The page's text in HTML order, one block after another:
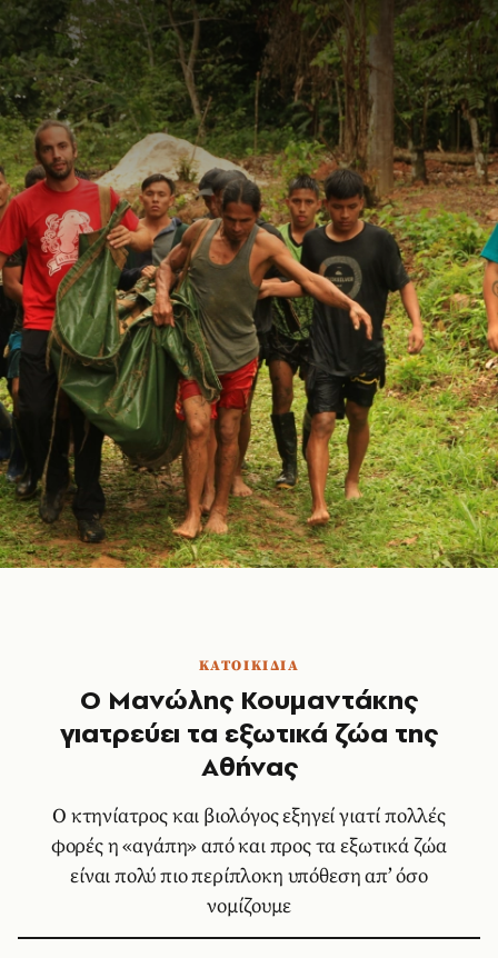
ΚΑΤΟΙΚΙΔΙΑ
Ο Μανώλης Κουμαντάκης
γιατρεύει τα εξωτικά ζώα της
Αθήνας
Ο κτηνίατρος και βιολόγος εξηγεί γιατί πολλές
φορές η «αγάπη» από και προς τα εξωτικά ζώα
είναι πολύ πιο περίπλοκη υπόθεση απ’ όσο
νομίζουμε